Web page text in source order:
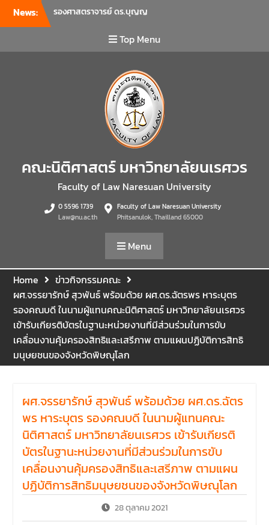
News:
รองศาสตราจารย์ ดร.บุญญ
คณะนิติศาสตร์ เป็นประธานที่
ประชุมผู้บริหารคณะพบ
เป็นการเตรียมพร้อมก่อนเปิด
ภาคเรียนต้น ปีการศึกษา 2569
พร้อมด้วยรองคณบดีทุกฝ่าย
เข้าร่วมแจ้งนโยบายแนวทาง
การบริหารงานในแต่ละด้านของ
คณะ รวมทั้งการเตรียมความ
รายวิชาวิจัยทางกฎหมาย และ
รายวิชาตรรกศาสตร์และการ
ประชุมชั้น 3 อาคารคณะ
นิติศาสตร์ มหาวิทยาลัยนเรศวร
คณะนิติศาสตร์ มหาวิทยาลัย
นเรศวร จัดโครงการเตรียม
ความพร้อมเพื่อรับมือภัยพิบัติ
และปฐมพยาบาลเบื้องต้น
ประจำปี 2569 ณ ห้อง 2-311
อาคารปราบไตรจักร 2
มหาวิทยาลัยนเรศวร โดย
กิจกรรมดังกล่าวจัดขึ้นสำหรับ
บุคลากรที่ปฏิบัติงาน ณ กลุ่ม
อาคารอุตสาหกรรมบริการ เพื่อ
ร่วมกันสร้างพื้นที่การทำงานที่
งานภายในกลุ่มอาคารทั้ง 3
คณะ และ 1 กอง
คณะนิติศาสตร์ มหาวิทยาลัย
นเรศวร จัดโครงการปฐมนิเทศ
และพบผู้ปกครอง ประจำปีการ
ศึกษา 2569 โดยได้รับเกียรติ
จาก รองศาสตราจารย์ ดร.บุญ
ญรัตน์ โชคบันดาลชัย คณบดี
คณะนิติศาสตร์ ให้เกียรติเป็น
ประธานในพิธีเปิด พร้อมกล่าว
Top Menu
คณะนิติศาสตร์ มหาวิทยาลัยนเรศวร
Faculty of Law Naresuan University
0 5596 1739
Law@nu.ac.th
Faculty of Law Naresuan University
Phitsanulok, Thailland 65000
Menu
Home
ข่าวกิจกรรมคณะ
ผศ.จรรยารักษ์ สุวพันธ์ พร้อมด้วย ผศ.ดร.ฉัตรพร หาระบุตร
รองคณบดี ในนามผู้แทนคณะนิติศาสตร์ มหาวิทยาลัยนเรศวร
เข้ารับเกียรติบัตรในฐานะหน่วยงานที่มีส่วนร่วมในการขับ
เคลื่อนงานคุ้มครองสิทธิและเสรีภาพ ตามแผนปฏิบัติการสิทธิ
มนุษยชนของจังหวัดพิษณุโลก
ผศ.จรรยารักษ์ สุวพันธ์ พร้อมด้วย ผศ.ดร.ฉัตร
พร หาระบุตร รองคณบดี ในนามผู้แทนคณะ
นิติศาสตร์ มหาวิทยาลัยนเรศวร เข้ารับเกียรติ
บัตรในฐานะหน่วยงานที่มีส่วนร่วมในการขับ
เคลื่อนงานคุ้มครองสิทธิและเสรีภาพ ตามแผน
ปฏิบัติการสิทธิมนุษยชนของจังหวัดพิษณุโลก
28 ตุลาคม 2021